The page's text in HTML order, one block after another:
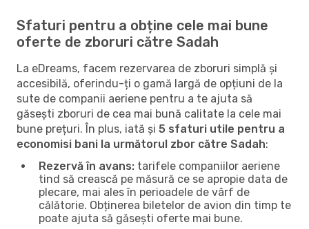
Sfaturi pentru a obține cele mai bune
oferte de zboruri către Sadah
La eDreams, facem rezervarea de zboruri simplă și
accesibilă, oferindu-ți o gamă largă de opțiuni de la
sute de companii aeriene pentru a te ajuta să
găsești zboruri de cea mai bună calitate la cele mai
bune prețuri. În plus, iată și 5 sfaturi utile pentru a
economisi bani la următorul zbor către Sadah:
Rezervă în avans: tarifele companiilor aeriene
tind să crească pe măsură ce se apropie data de
plecare, mai ales în perioadele de vârf de
călătorie. Obținerea biletelor de avion din timp te
poate ajuta să găsești oferte mai bune.